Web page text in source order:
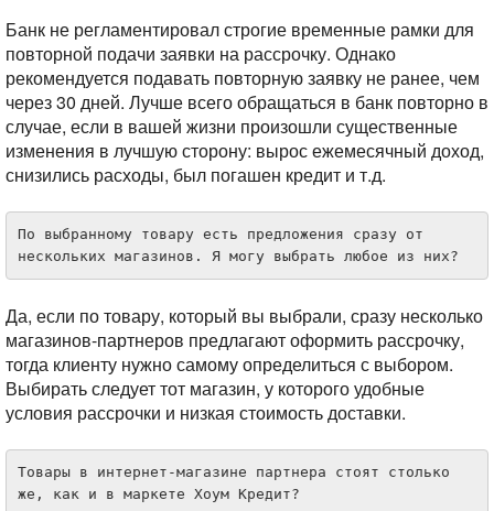
Банк не регламентировал строгие временные рамки для
повторной подачи заявки на рассрочку. Однако
рекомендуется подавать повторную заявку не ранее, чем
через 30 дней. Лучше всего обращаться в банк повторно в
случае, если в вашей жизни произошли существенные
изменения в лучшую сторону: вырос ежемесячный доход,
снизились расходы, был погашен кредит и т.д.
По выбранному товару есть предложения сразу от
нескольких магазинов. Я могу выбрать любое из них?
Да, если по товару, который вы выбрали, сразу несколько
магазинов-партнеров предлагают оформить рассрочку,
тогда клиенту нужно самому определиться с выбором.
Выбирать следует тот магазин, у которого удобные
условия рассрочки и низкая стоимость доставки.
Товары в интернет-магазине партнера стоят столько
же, как и в маркете Хоум Кредит?